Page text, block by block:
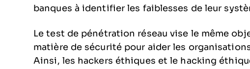
banques à identifier les faiblesses de leur
Le test de pénétration réseau vise le même
matière de sécurité pour aider les
Ainsi, les hackers éthiques et le hacking